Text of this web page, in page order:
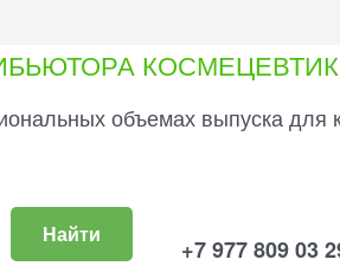
объемах выпуска для
Найти
+7 977 809 03